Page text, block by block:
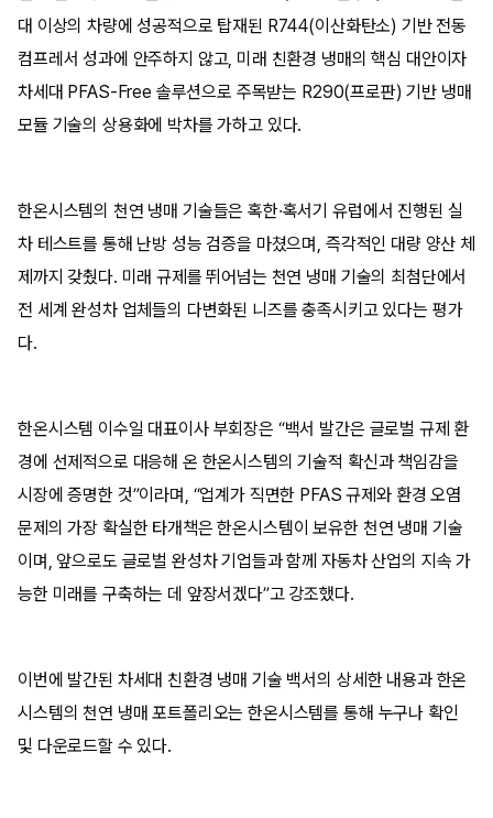
대 이상의 차량에 성공적으로 탑재된 R744(이산화탄소) 기반 전동
컴프레서 성과에 안주하지 않고, 미래 친환경 냉매의 핵심 대안이자
차세대 PFAS-Free 솔루션으로 주목받는 R290(프로판) 기반 냉매
모듈 기술의 상용화에 박차를 가하고 있다.
한온시스템의 천연 냉매 기술들은 혹한·혹서기 유럽에서 진행된 실
차 테스트를 통해 난방 성능 검증을 마쳤으며, 즉각적인 대량 양산 체
제까지 갖췄다. 미래 규제를 뛰어넘는 천연 냉매 기술의 최첨단에서
전 세계 완성차 업체들의 다변화된 니즈를 충족시키고 있다는 평가
다.
한온시스템 이수일 대표이사 부회장은 “백서 발간은 글로벌 규제 환
경에 선제적으로 대응해 온 한온시스템의 기술적 확신과 책임감을
시장에 증명한 것”이라며, “업계가 직면한 PFAS 규제와 환경 오염
문제의 가장 확실한 타개책은 한온시스템이 보유한 천연 냉매 기술
이며, 앞으로도 글로벌 완성차 기업들과 함께 자동차 산업의 지속 가
능한 미래를 구축하는 데 앞장서겠다”고 강조했다.
이번에 발간된 차세대 친환경 냉매 기술 백서의 상세한 내용과 한온
시스템의 천연 냉매 포트폴리오는 한온시스템를 통해 누구나 확인
및 다운로드할 수 있다.